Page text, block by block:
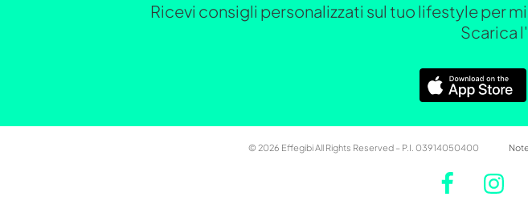
Ricevi consigli personalizzati sul tuo lifestyle per
Scarica
© 2026 Effegibi All Rights Reserved – P.I. 03914050400